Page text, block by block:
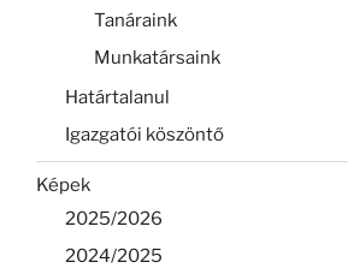
Tanáraink
Munkatársaink
Határtalanul
Igazgatói köszöntő
Képek
2025/2026
2024/2025